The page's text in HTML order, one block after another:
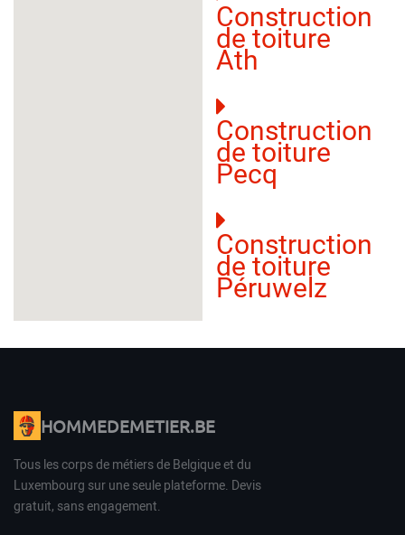
Construction
de toiture
Ath
Construction
de toiture
Pecq
Construction
de toiture
Péruwelz
HOMMEDEMETIER.BE
Tous les corps de métiers de Belgique et du
Luxembourg sur une seule plateforme. Devis
gratuit, sans engagement.